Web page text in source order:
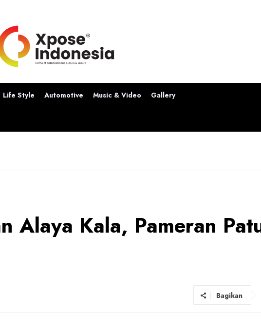
Life Style Automotive Music & Video Gallery
Alaya Kala, Pameran
Bagikan